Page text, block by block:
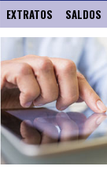
EXTRATOS SALDOS